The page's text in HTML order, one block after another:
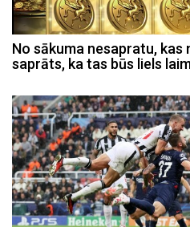
No sākuma nesapratu,
saprāts, ka tas būs liels